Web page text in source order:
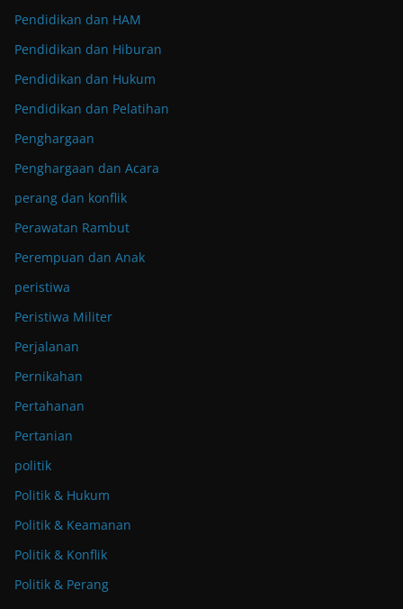
Pendidikan dan HAM
Pendidikan dan Hiburan
Pendidikan dan Hukum
Pendidikan dan Pelatihan
Penghargaan
Penghargaan dan Acara
perang dan konflik
Perawatan Rambut
Perempuan dan Anak
peristiwa
Peristiwa Militer
Perjalanan
Pernikahan
Pertahanan
Pertanian
politik
Politik & Hukum
Politik & Keamanan
Politik & Konflik
Politik & Perang